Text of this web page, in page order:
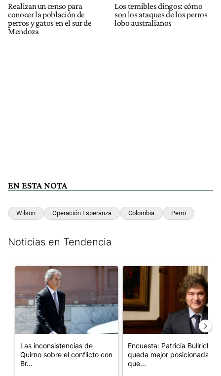
Realizan un censo para
conocer la población de
perros y gatos en el sur de
Mendoza
Los temibles dingos: cómo
son los ataques de los perros
lobo australianos
EN ESTA NOTA
Wilson Operación Esperanza Colombia Perro
Noticias en Tendencia
Un artículo de tendencia con el título "Las inconsistencias de
Las inconsistencias de
Quirno sobre el conflicto con
Br...
Un artículo de tendencia con
Encuesta: Patricia Bullrich
queda mejor posicionada
que...